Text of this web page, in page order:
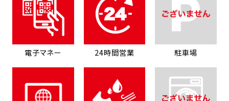
電子マネー 24時間営業 駐車場